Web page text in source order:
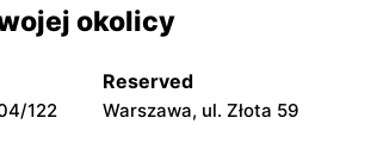
okolicy
122
Reserved
Warszawa, ul. Złota 59